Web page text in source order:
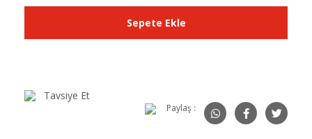
Sepete Ekle
Tavsiye Et
Paylaş :